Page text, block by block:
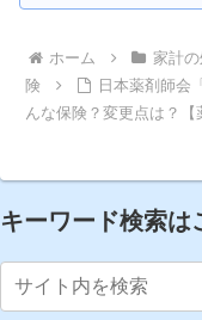
ホーム 家計
険
日本薬剤師会
んな保険？変更点は？【
キーワード検索は